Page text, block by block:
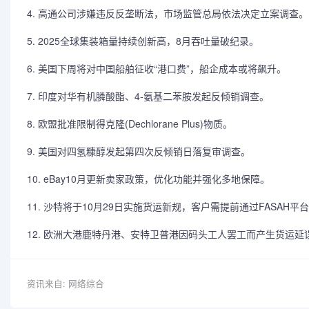
4. 高通公司涉嫌违反反垄断法，市场监管总局依法决定立案调查。
5. 2025全球集装箱量持续创新高，8月吞吐量破纪录。
6. 美国下周将对中国船舶征收“港口费”，船企成本或将飙升。
7. 印度对华有机膦酸酯、4-氨基二苯胺发起反倾销调查。
8. 欧盟批准限制得克隆(Dechlorane Plus)物质。
9. 美国对四氢糠醇发起第四次反倾销日落复审调查。
10. eBay10月更新卖家政策，优化功能并强化多地保障。
11. 沙特将于10月29日实施货运新规，客户需提前通过FASAH平台
12. 欧洲大港鹿特丹港、安特卫普港因码头工人罢工而产生货运延
资讯来自: 网络综合